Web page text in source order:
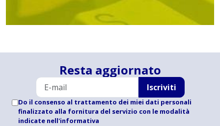
Resta aggiornato
Iscriviti
Do il consenso al trattamento dei miei dati personali
finalizzato alla fornitura del servizio con le modalità
indicate nell'informativa